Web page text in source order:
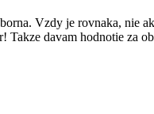
Vzdy je rovnaka,
davam hodnotie za